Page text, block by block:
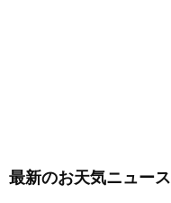
最新のお天気ニュース